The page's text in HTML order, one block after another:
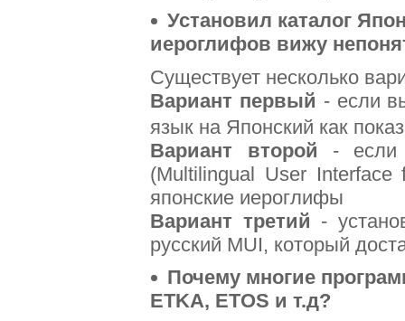
Установил каталог
иероглифов вижу
Существует несколько
Вариант первый - если
язык на Японский как
Вариант второй - если
(Multilingual User
японские иероглифы
Вариант третий -
русский MUI, который
Почему многие
ETKA, ETOS и т.д?